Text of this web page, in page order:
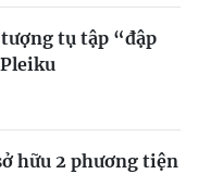
tụ tập “đập
hữu 2 phương tiện